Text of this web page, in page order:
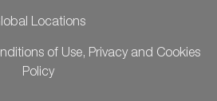
Locations
of Use, Privacy and Cookies
Policy